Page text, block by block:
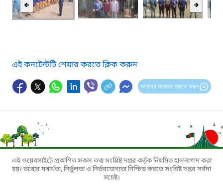
🡸 🡺
এই কনটেন্টটি শেয়ার করতে ক্লিক করুন
আপনার মতামত প্রদান করুন
এই ওয়েবসাইটে প্রকাশিত সকল তথ্য সংশ্লিষ্ট দপ্তর কর্তৃক নিয়মিত হালনাগাদ করা
হয়। তথ্যের যথার্থতা, নির্ভুলতা ও নির্ভরযোগ্যতা নিশ্চিত করতে সংশ্লিষ্ট দপ্তর সর্বদা
সচেষ্ট।